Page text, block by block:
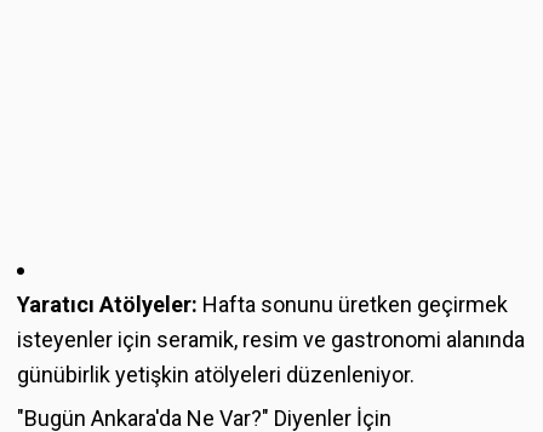
Yaratıcı Atölyeler: Hafta sonunu üretken geçirmek
isteyenler için seramik, resim ve gastronomi alanında
günübirlik yetişkin atölyeleri düzenleniyor.
"Bugün Ankara'da Ne Var?" Diyenler İçin